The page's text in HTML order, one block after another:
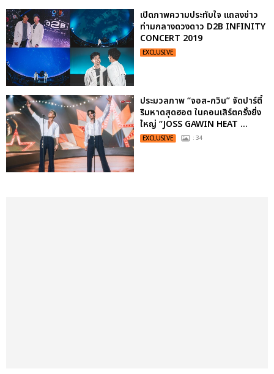
เปิดภาพความประทับใจ แถลงข่าว
ท่ามกลางดวงดาว D2B INFINITY
CONCERT 2019
EXCLUSIVE
ประมวลภาพ “จอส-กวิน” จัดปาร์ตี้
ริมหาดสุดฮอต ในคอนเสิร์ตครั้งยิ่ง
ใหญ่ “JOSS GAWIN HEAT ...
EXCLUSIVE : 34